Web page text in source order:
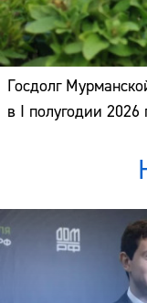
Госдолг
в I полугодии 2026